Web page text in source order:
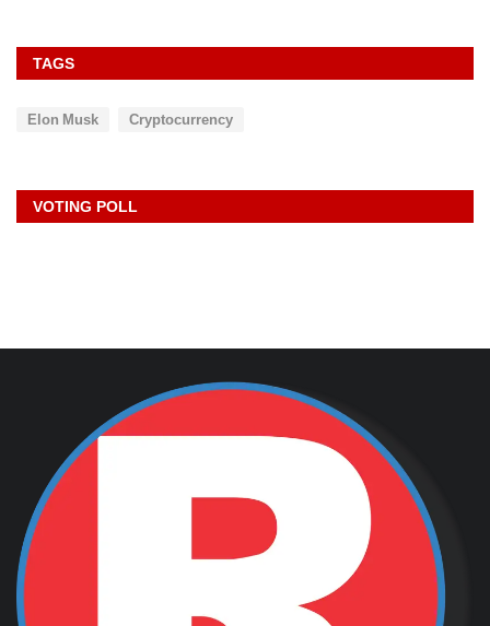
TAGS
Elon Musk Cryptocurrency
VOTING POLL